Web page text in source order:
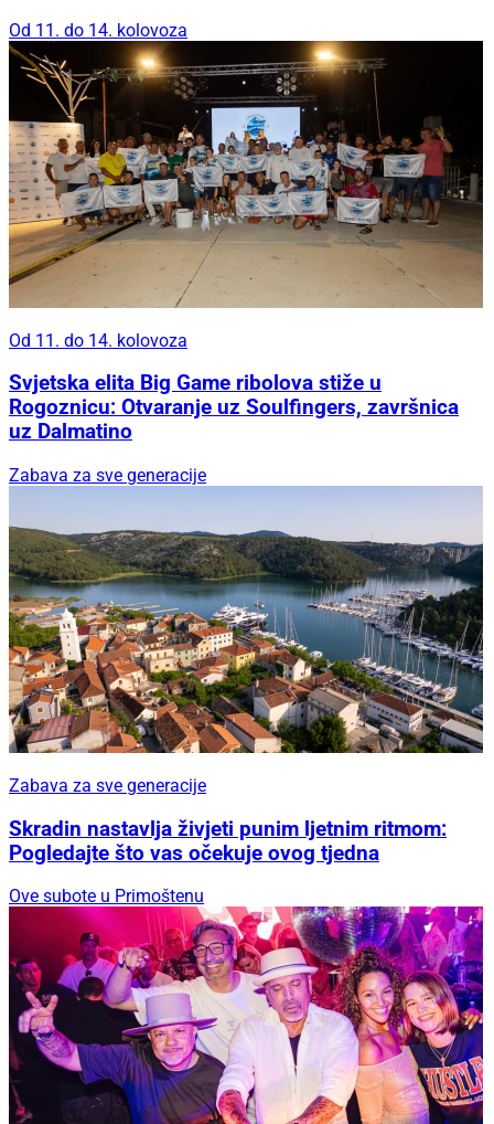
Od 11. do 14. kolovoza
Od 11. do 14. kolovoza
Svjetska elita Big Game ribolova stiže u
Rogoznicu: Otvaranje uz Soulfingers, završnica
uz Dalmatino
Zabava za sve generacije
Zabava za sve generacije
Skradin nastavlja živjeti punim ljetnim ritmom:
Pogledajte što vas očekuje ovog tjedna
Ove subote u Primoštenu